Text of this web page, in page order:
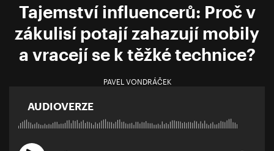
Tajemství influencerů: Proč v
zákulisí potají zahazují mobily
a vracejí se k těžké technice?
PAVEL VONDRÁČEK
AUDIOVERZE